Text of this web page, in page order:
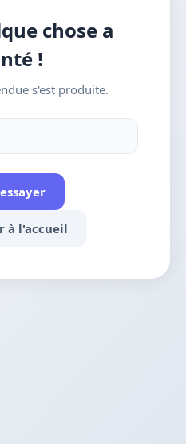
chose a
!
s'est produite.
à l'accueil